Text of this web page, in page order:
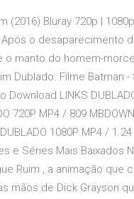
(2016) Bluray 720p |
o desaparecimento
o manto do homem-
Dublado. Filme Batman -
Download LINKS
720P MP4 / 809
1080P MP4 / 1.24
e Séries Mais Baixados
Ruim , a animação que
mãos de Dick Grayson